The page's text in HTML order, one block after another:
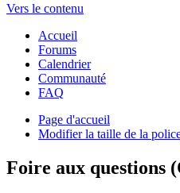
Vers le contenu
Accueil
Forums
Calendrier
Communauté
FAQ
Page d'accueil
Modifier la taille de la
Foire aux questions